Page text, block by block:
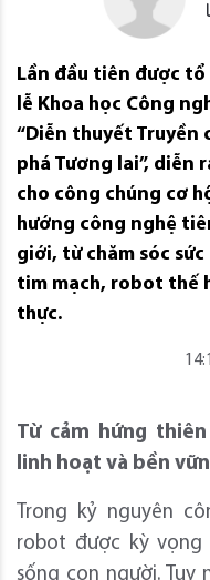
Lần đầu tiên được
lễ Khoa học Công
“Diễn thuyết Truyền
phá Tương lai”, diễn
cho công chúng cơ
hướng công nghệ
giới, từ chăm sóc
tim mạch, robot thế
thực.
Từ cảm hứng
linh hoạt và bền
Trong kỷ nguyên
robot được kỳ vọng
sống con người. Tuy